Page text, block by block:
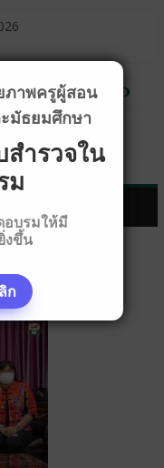
ภาพครูผู้สอน
มัธยมศึกษา
ำรวจใน
ม
อบรมให้มี
งขึ้น
ก